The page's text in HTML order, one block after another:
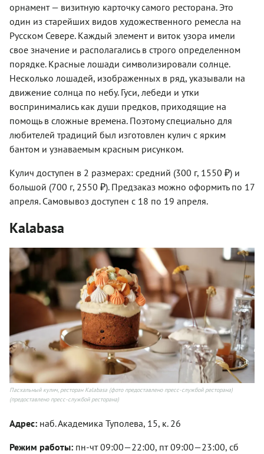
орнамент — визитную карточку самого ресторана. Это
один из старейших видов художественного ремесла на
Русском Севере. Каждый элемент и виток узора имели
свое значение и располагались в строго определенном
порядке. Красные лошади символизировали солнце.
Несколько лошадей, изображенных в ряд, указывали на
движение солнца по небу. Гуси, лебеди и утки
воспринимались как души предков, приходящие на
помощь в сложные времена. Поэтому специально для
любителей традиций был изготовлен кулич с ярким
бантом и узнаваемым красным рисунком.
Кулич доступен в 2 размерах: средний (300 г, 1550 ₽) и
большой (700 г, 2550 ₽). Предзаказ можно оформить по 17
апреля. Самовывоз доступен с 18 по 19 апреля.
Kalabasa
Пасхальный кулич, ресторан Kalabasa (фото предоставлено пресс-службой ресторана)
(предоставлено пресс-службой ресторана)
Адрес: наб. Академика Туполева, 15, к. 26
Режим работы: пн-чт 09:00—22:00, пт 09:00—23:00, сб